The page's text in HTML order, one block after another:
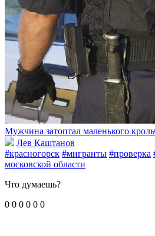
Мужчина затоптал маленького
Лев Каштанов
#красногорск #мигранты #проверка
московской области
Что думаешь?
0 0 0 0 0 0